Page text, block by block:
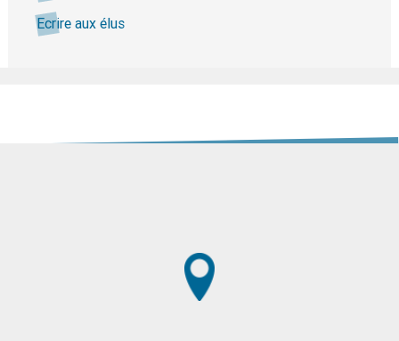
Ecrire aux élus